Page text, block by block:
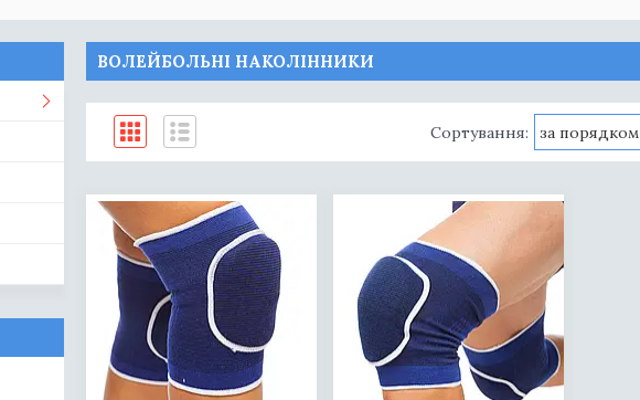
ВОЛЕЙБОЛЬНІ НАКОЛІННИКИ